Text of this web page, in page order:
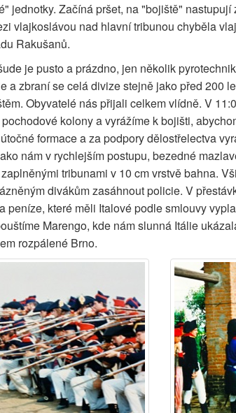
jednotky. Začíná pršet, na "bojiště"
vlajkoslávou nad hlavní tribunou chyběla
Rakušanů.
je pusto a prázdno, jen několik
a zbraní se celá divize stejně jako před 200
Obyvatelé nás přijali celkem vlídně. V
kolony a vyrážíme k bojišti,
formace a za podpory dělostřelectva
nám v rychlejším postupu, bezedné
tribunami v 10 cm vrstvě bahna.
divákům zasáhnout policie. V
které měli Italové podle smlouvy
Marengo, kde nám slunná Itálie
rozpálené Brno.